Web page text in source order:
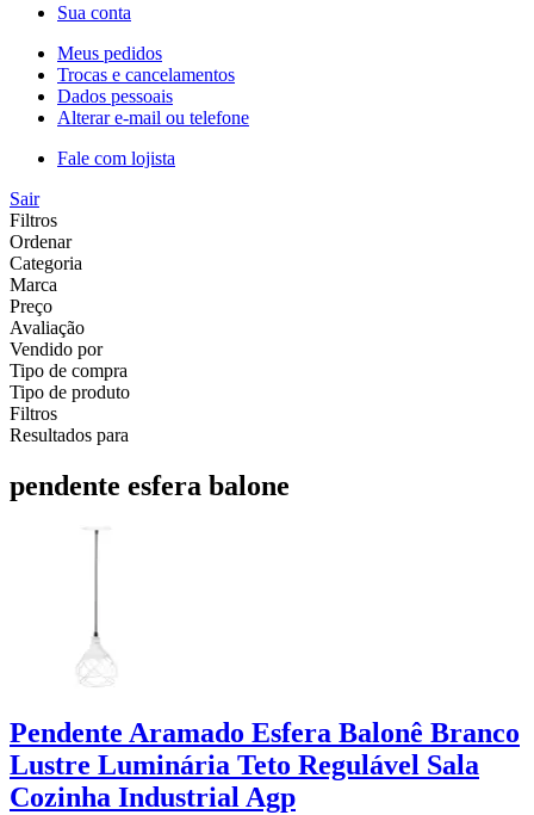
Sua conta
Meus pedidos
Trocas e cancelamentos
Dados pessoais
Alterar e-mail ou telefone
Fale com lojista
Sair
Filtros
Ordenar
Categoria
Marca
Preço
Avaliação
Vendido por
Tipo de compra
Tipo de produto
Filtros
Resultados para
pendente esfera balone
Pendente Aramado Esfera Balonê Branco
Lustre Luminária Teto Regulável Sala
Cozinha Industrial Agp